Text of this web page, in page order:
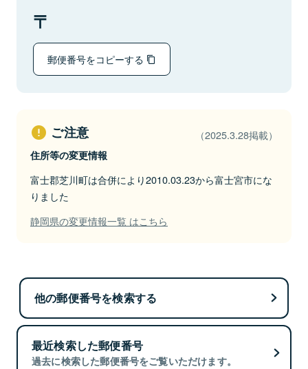
郵便番号をコピーする
ご注意 （2025.3.28掲載）
住所等の変更情報
富士郡芝川町は合併により2010.03.23から富士宮市にな
りました
静岡県の変更情報一覧 はこちら
他の郵便番号を検索する
最近検索した郵便番号
過去に検索した郵便番号をご覧いただけます。